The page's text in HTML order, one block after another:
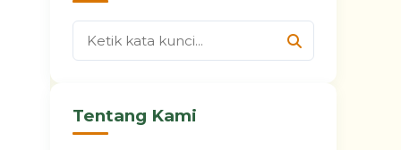
Tentang Kami